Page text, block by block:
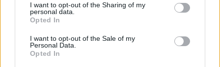
de su consentimiento, pero usted tiene el derecho de
rechazar tal procesamiento. Sus preferencias se aplicarán
cualquier momento entrando de nuevo en este sitio web o
visitando nuestra política de privacidad.
I want to opt-out of the Sharing of my
personal data.
Opted In
I want to opt-out of the Sale of my
Personal Data.
Opted In